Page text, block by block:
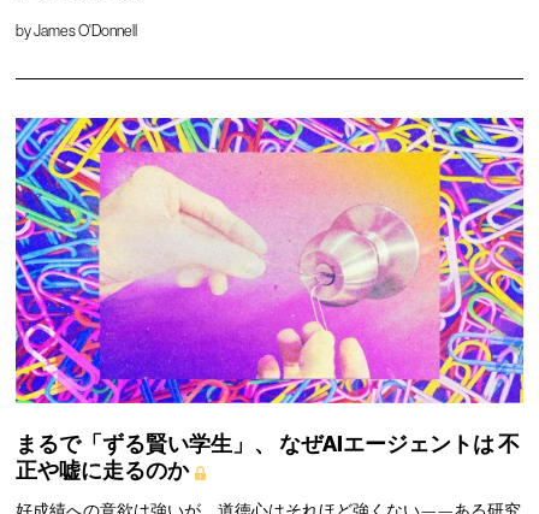
byJames O'Donnell
まるで「ずる賢い学生」、 なぜAIエージェントは不
正や嘘に走るのか